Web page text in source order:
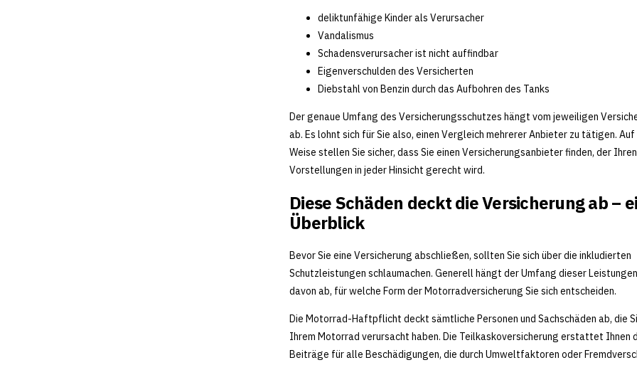
deliktunfähige Kinder als Verursacher
Vandalismus
Schadensverursacher ist nicht auffindbar
Eigenverschulden des Versicherten
Diebstahl von Benzin durch das Aufbohren des Tanks
Der genaue Umfang des Versicherungsschutzes hängt vom jeweiligen
ab. Es lohnt sich für Sie also, einen Vergleich mehrerer Anbieter zu tätigen. Auf
Weise stellen Sie sicher, dass Sie einen Versicherungsanbieter finden, der Ihren
Vorstellungen in jeder Hinsicht gerecht wird.
Diese Schäden deckt die Versicherung ab –
Überblick
Bevor Sie eine Versicherung abschließen, sollten Sie sich über die inkludierten
Schutzleistungen schlaumachen. Generell hängt der Umfang dieser Leistungen
davon ab, für welche Form der Motorradversicherung Sie sich entscheiden.
Die Motorrad-Haftpflicht deckt sämtliche Personen und Sachschäden ab, die
Ihrem Motorrad verursacht haben. Die Teilkaskoversicherung erstattet Ihnen
Beiträge für alle Beschädigungen, die durch Umweltfaktoren oder